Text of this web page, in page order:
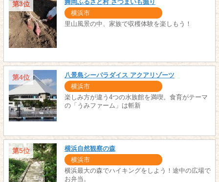
第3位 舞岡ふるさと村 さつまいも掘り
横浜市
里山風景の中、家族で収穫体験を楽しもう！
第4位 八景島シーパラダイス アクアリゾーツ
横浜市
楽しみ方が違う4つの水族館を満喫。食育がテーマ
の「うみファーム」は斬新
第5位 横浜自然観察の森
横浜市
横浜最大の森でハイキングをしよう！途中の広場で
お弁当。